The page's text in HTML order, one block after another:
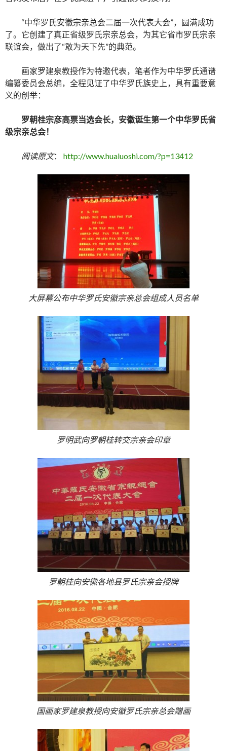
“中华罗氏安徽宗亲总会二届一次代表大会”，圆满成功
了。它创建了真正省级罗氏宗亲总会，为其它省市罗氏宗亲
联谊会，做出了“敢为天下先”的典范。
画家罗建泉教授作为特邀代表，笔者作为中华罗氏通谱
编纂委员会总编，全程见证了中华罗氏族史上，具有重要意
义的创举：
罗朝桂宗彦高票当选会长，安徽诞生第一个中华罗氏省
级宗亲总会！
阅读原文： http://www.hualuoshi.com/?p=13412
大屏幕公布中华罗氏安徽宗亲总会组成人员名单
罗明武向罗朝桂转交宗亲会印章
罗朝桂向安徽各地县罗氏宗亲会授牌
国画家罗建泉教授向安徽罗氏宗亲总会赠画